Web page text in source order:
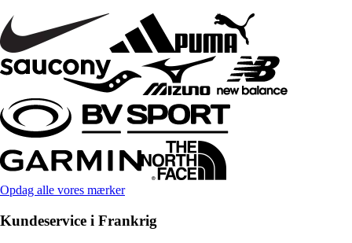
Opdag alle vores mærker
Kundeservice i Frankrig